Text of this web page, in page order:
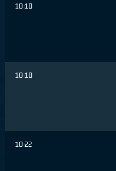
10:10
10:10
10:22